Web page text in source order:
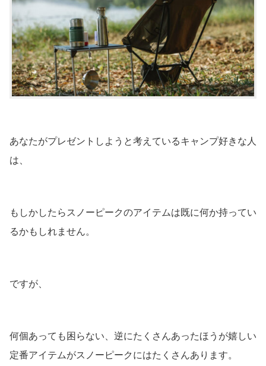
あなたがプレゼントしようと考えているキャンプ好きな人
は、
もしかしたらスノーピークのアイテムは既に何か持ってい
るかもしれません。
ですが、
何個あっても困らない、逆にたくさんあったほうが嬉しい
定番アイテムがスノーピークにはたくさんあります。